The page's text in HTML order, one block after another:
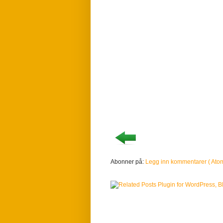
Abonner på: Legg inn kommentarer (